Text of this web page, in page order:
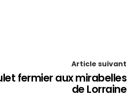
Article suivant
fermier aux mirabelles
de Lorraine